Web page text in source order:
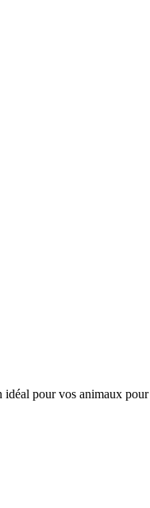
pour vos animaux